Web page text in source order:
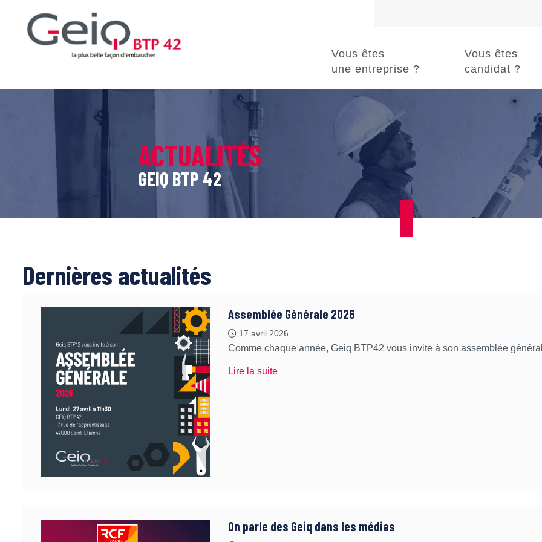
Vous êtes
une entreprise ?
Vous êtes
candidat ?
ACTUALITÉS
GEIQ BTP 42
Dernières actualités
Assemblée Générale 2026
17 avril 2026
Comme chaque année, Geiq BTP42 vous invite à son assemblée
Lire la suite
On parle des Geiq dans les médias